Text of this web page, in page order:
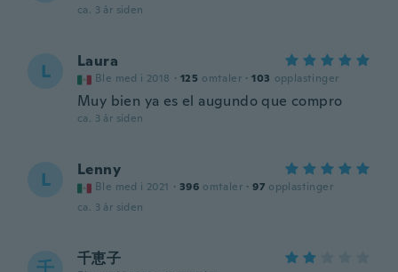
ca. 3 år siden
L Laura
Ble med i 2018 · 125 omtaler · 103 opplastinger
Muy bien ya es el augundo que compro
ca. 3 år siden
L Lenny
Ble med i 2021 · 396 omtaler · 97 opplastinger
ca. 3 år siden
千恵子